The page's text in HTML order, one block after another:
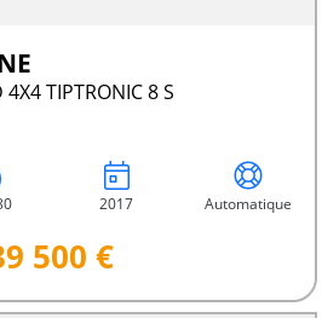
TIPTRONIC 8 S
2017 Automatique
500 €